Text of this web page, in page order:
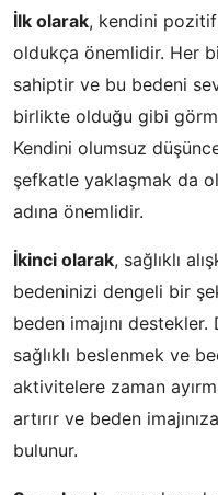
İlk olarak, kendini
oldukça önemlidir. Her
sahiptir ve bu bedeni
birlikte olduğu gibi
Kendini olumsuz
şefkatle yaklaşmak da
adına önemlidir.
İkinci olarak, sağlıklı
bedeninizi dengeli bir
beden imajını
sağlıklı beslenmek ve
aktivitelere zaman
artırır ve beden
bulunur.